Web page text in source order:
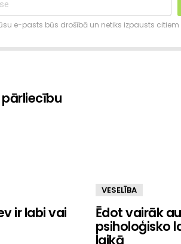
e-pasts būs drošībā un netiks izpausts citiem
pārliecību
ir labi vai
VESELĪBA
Ēdot vairāk
psiholoģisko
laikā